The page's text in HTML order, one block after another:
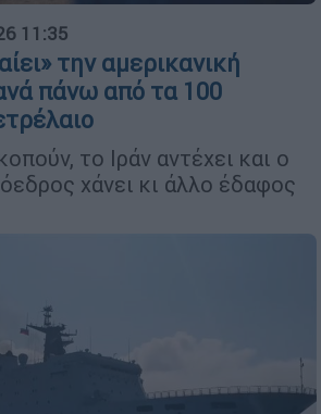
11:35
την αμερικανική
πάνω από τα 100
το Ιράν αντέχει και ο
χάνει κι άλλο έδαφος